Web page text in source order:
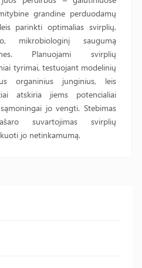
grandine perduodamų
parinkti optimalias svirplių,
mikrobiologinį saugumą
Planuojami svirplių
tyrimai, testuojant modelinių
organinius junginius, leis
atskiria jiems potencialiai
jo vengti. Stebimas
suvartojimas svirplių
jo netinkamumą.